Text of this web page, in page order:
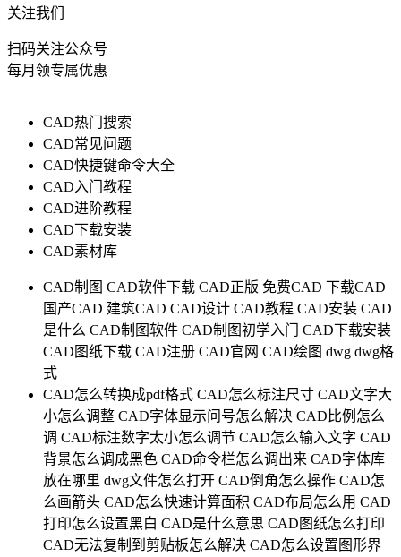
关注我们
扫码关注公众号
每月领专属优惠
CAD热门搜索
CAD常见问题
CAD快捷键命令大全
CAD入门教程
CAD进阶教程
CAD下载安装
CAD素材库
CAD制图 CAD软件下载 CAD正版 免费CAD 下载CAD
国产CAD 建筑CAD CAD设计 CAD教程 CAD安装 CAD
是什么 CAD制图软件 CAD制图初学入门
CAD下载安装
CAD图纸下载 CAD注册 CAD官网 CAD绘图 dwg dwg格
式
CAD怎么转换成pdf格式 CAD怎么标注尺寸 CAD文字大
小怎么调整 CAD字体显示问号怎么解决 CAD比例怎么
调 CAD标注数字太小怎么调节 CAD怎么输入文字 CAD
背景怎么调成黑色 CAD命令栏怎么调出来 CAD字体库
放在哪里 dwg文件怎么打开 CAD倒角怎么操作 CAD怎
么画箭头 CAD怎么快速计算面积 CAD布局怎么用 CAD
打印怎么设置黑白 CAD是什么意思 CAD图纸怎么打印
CAD无法复制到剪贴板怎么解决 CAD怎么设置图形界